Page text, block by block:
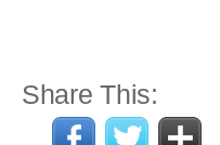
Share This: